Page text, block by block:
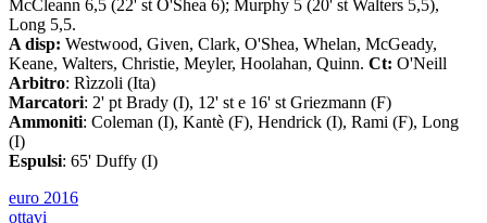
McCleann 6,5 (22' st O'Shea 6); Murphy 5 (20' st Walters 5,5),
Long 5,5.
A disp: Westwood, Given, Clark, O'Shea, Whelan, McGeady,
Keane, Walters, Christie, Meyler, Hoolahan, Quinn. Ct: O'Neill
Arbitro: Rìzzoli (Ita)
Marcatori: 2' pt Brady (I), 12' st e 16' st Griezmann (F)
Ammoniti: Coleman (I), Kantè (F), Hendrick (I), Rami (F), Long
(I)
Espulsi: 65' Duffy (I)
euro 2016
ottavi